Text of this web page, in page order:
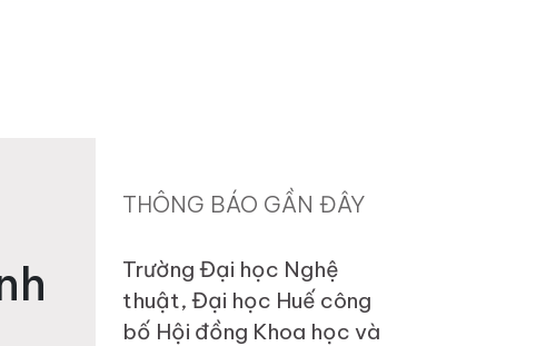
THÔNG BÁO GẦN ĐÂY
Trường Đại học Nghệ
thuật, Đại học Huế công
bố Hội đồng Khoa học và